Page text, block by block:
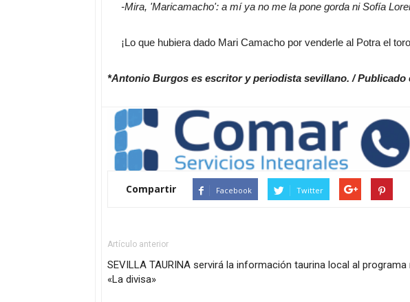
-Mira, 'Maricamacho': a mí ya no me la pone gorda ni Sofía
¡Lo que hubiera dado Mari Camacho por venderle al Potra el
*Antonio Burgos es escritor y periodista sevillano. / Publicado
Compartir Facebook Twitter
Artículo anterior
SEVILLA TAURINA servirá la información taurina local al programa
«La divisa»